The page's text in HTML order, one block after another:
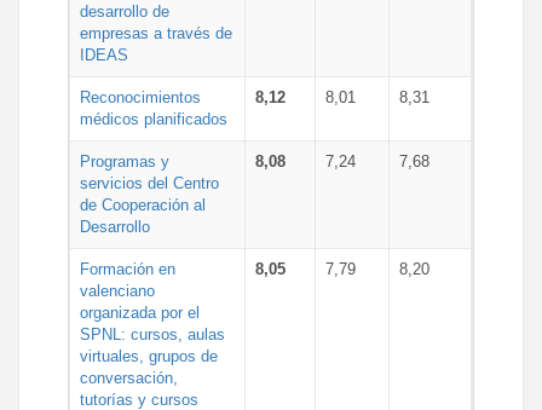
desarrollo de
empresas a través de
IDEAS
Reconocimientos
médicos planificados
8,12 8,01 8,31
Programas y
servicios del Centro
de Cooperación al
Desarrollo
8,08 7,24 7,68
Formación en
valenciano
organizada por el
SPNL: cursos, aulas
virtuales, grupos de
conversación,
tutorías y cursos
8,05 7,79 8,20